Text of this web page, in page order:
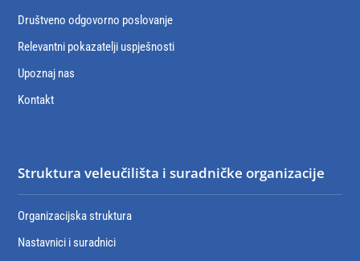
Društveno odgovorno poslovanje
Relevantni pokazatelji uspješnosti
Upoznaj nas
Kontakt
Struktura veleučilišta i suradničke organizacije
Organizacijska struktura
Nastavnici i suradnici